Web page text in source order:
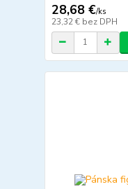
28,68 €/ks
23,32 € bez DPH